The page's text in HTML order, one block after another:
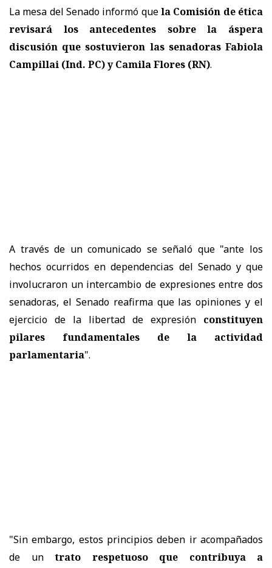
La mesa del Senado informó quela Comisión de ética
revisará los antecedentes sobre la áspera
discusión que sostuvieron las senadoras Fabiola
Campillai (Ind. PC) y Camila Flores (RN).
A través de un comunicado se señaló que "ante los
hechos ocurridos en dependencias del Senado y que
involucraron un intercambio de expresiones entre dos
senadoras, el Senado reafirma que las opiniones y el
ejercicio de la libertad de expresión constituyen
pilares fundamentales de la actividad
parlamentaria".
"Sin embargo, estos principios deben ir acompañados
de un trato respetuoso que contribuya a